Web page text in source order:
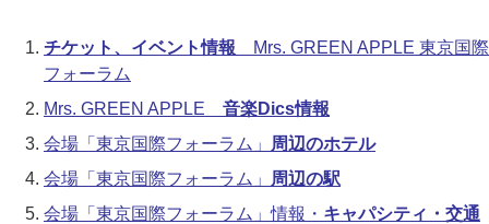
チケット、イベント情報 Mrs. GREEN APPLE 東京国際
フォーラム
Mrs. GREEN APPLE 音楽Dics情報
会場「東京国際フォーラム」
周辺のホテル
会場「東京国際フォーラム」
周辺の駅
会場「東京国際フォーラム」情報・ キャパシティ・交通